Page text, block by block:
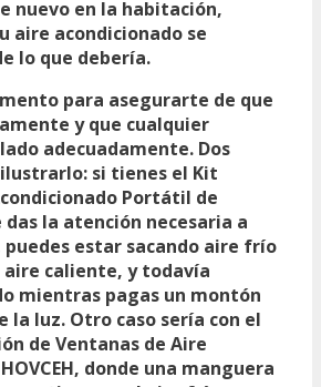
nuevo en la habitación,
aire acondicionado se
lo que debería.
para asegurarte de que
y que cualquier
adecuadamente. Dos
si tienes el Kit
Portátil de
das la atención necesaria a
puedes estar sacando aire frío
caliente, y todavía
mientras pagas un montón
la luz. Otro caso sería con el
de Ventanas de Aire
, donde una manguera